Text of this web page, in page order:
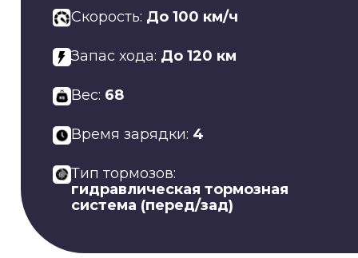
Cкорость: До 100 км/ч
Запас хода: До 120 км
Вес: 68
Время зарядки: 4
Тип тормозов:
гидравлическая тормозная
система (перед/зад)